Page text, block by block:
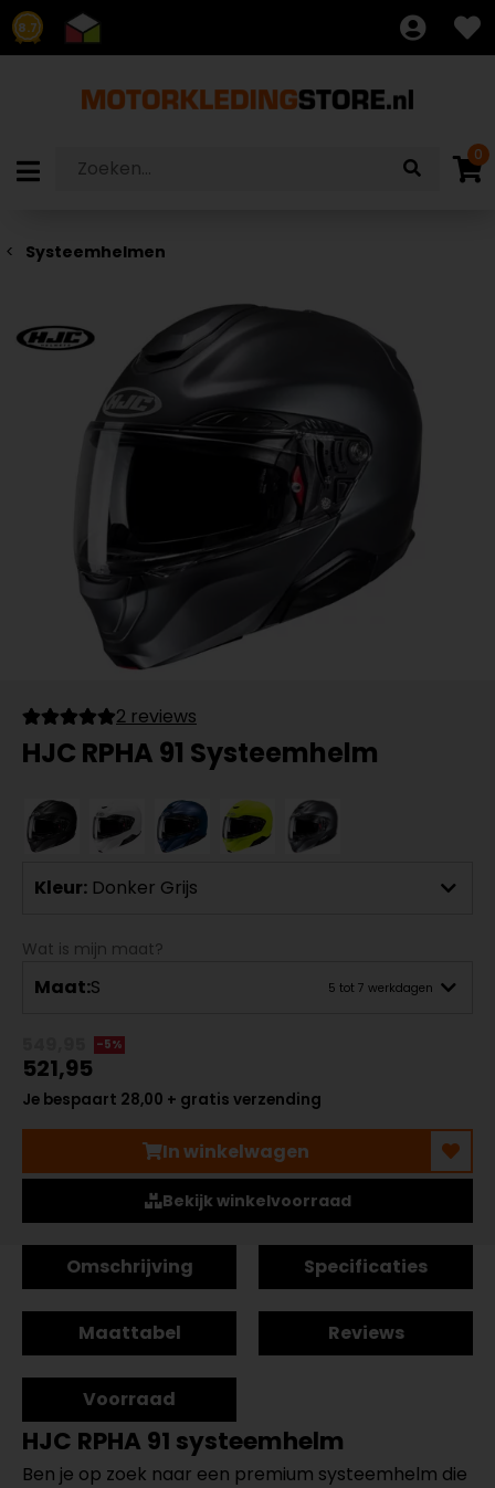
8.7
0
Systeemhelmen
2 reviews
HJC RPHA 91 Systeemhelm
Kleur: Donker Grijs
Wat is mijn maat?
Maat:S 5 tot 7 werkdagen
-5%
521,95
Je bespaart 28,00 + gratis verzending
In winkelwagen
Bekijk winkelvoorraad
Omschrijving Specificaties
Maattabel Reviews
Voorraad
HJC RPHA 91 systeemhelm
Ben je op zoek naar een premium systeemhelm die